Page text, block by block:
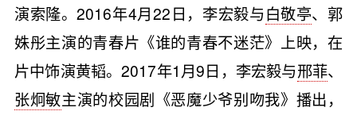
演索隆。2016年4月22日，李宏毅与白敬亭、郭
姝彤主演的青春片《谁的青春不迷茫》上映，在
片中饰演黄韬。2017年1月9日，李宏毅与邢菲、
张炯敏主演的校园剧《恶魔少爷别吻我》播出，